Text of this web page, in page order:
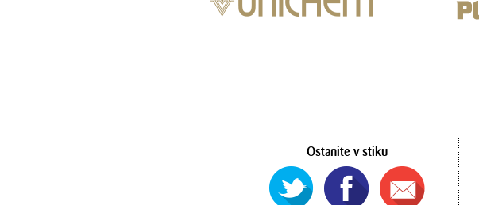
Ostanite v stiku